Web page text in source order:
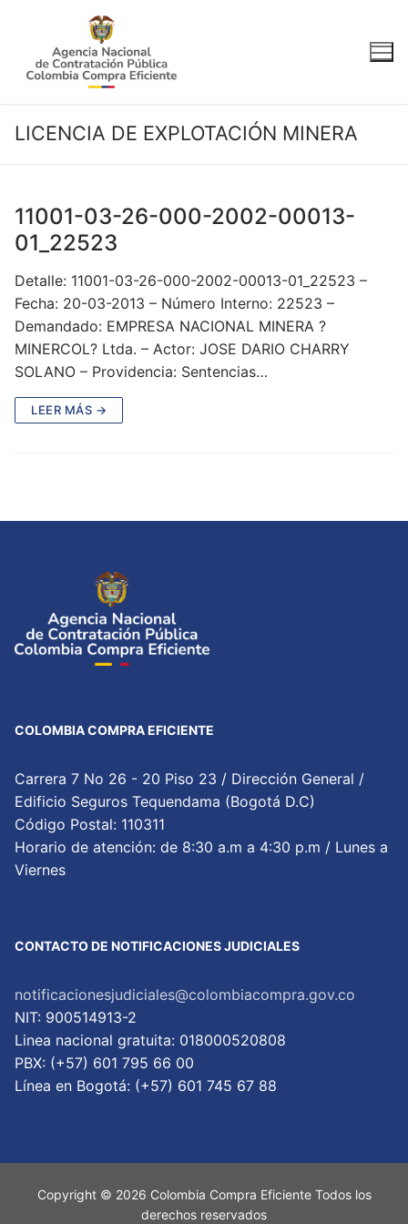
contenido
LICENCIA DE EXPLOTACIÓN MINERA
11001-03-26-000-2002-00013-
01_22523
Detalle: 11001-03-26-000-2002-00013-01_22523 –
Fecha: 20-03-2013 – Número Interno: 22523 –
Demandado: EMPRESA NACIONAL MINERA ?
MINERCOL? Ltda. – Actor: JOSE DARIO CHARRY
SOLANO – Providencia: Sentencias…
LEER MÁS →
COLOMBIA COMPRA EFICIENTE
Carrera 7 No 26 - 20 Piso 23 / Dirección General /
Edificio Seguros Tequendama (Bogotá D.C)
Código Postal: 110311
Horario de atención: de 8:30 a.m a 4:30 p.m / Lunes a
Viernes
CONTACTO DE NOTIFICACIONES JUDICIALES
notificacionesjudiciales@colombiacompra.gov.co
NIT: 900514913-2
Linea nacional gratuita: 018000520808
PBX: (+57) 601 795 66 00
Lí­nea en Bogotá: (+57) 601 745 67 88
Copyright © 2026 Colombia Compra Eficiente Todos los
derechos reservados